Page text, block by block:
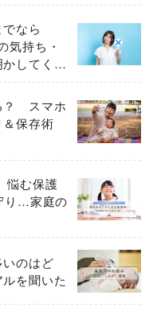
なら
持ち・
してくれ
？ スマホ
保存術
悩む保護
り…家庭の
のはど
を聞いた